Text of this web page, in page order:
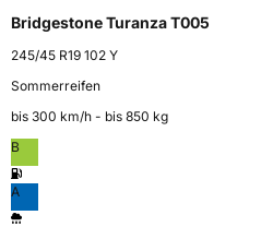
Bridgestone Turanza T005
245/45 R19 102 Y
Sommerreifen
bis 300 km⁠/⁠h - bis 850 kg
B
A